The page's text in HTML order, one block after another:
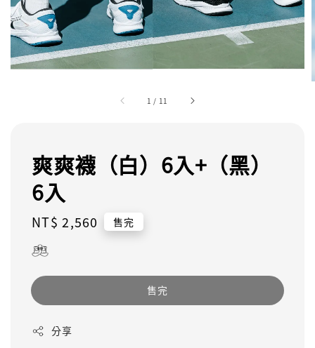
1 / 11
爽爽襪（白）6入+（黑）
6入
Regular
price
NT$ 2,560 售完
售完
分享